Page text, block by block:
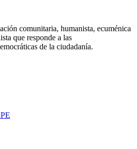
comunitaria, humanista, ecuménica
que responde a las
de la ciudadanía.